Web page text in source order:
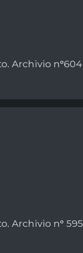
Archivio n°604
Archivio n° 595